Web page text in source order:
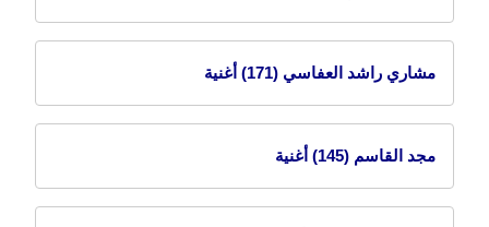
مشاري راشد العفاسي (171) أغنية
مجد القاسم (145) أغنية